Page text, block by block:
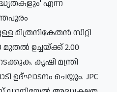
എന്ന
മിത്രനികേതന്‍ സിറ്റി
മുതല്‍ ഉച്ചയ്ക്ക് 2.00
കൃഷി മന്ത്രി
ഉദ്ഘാടനം ചെയ്യും. JPC